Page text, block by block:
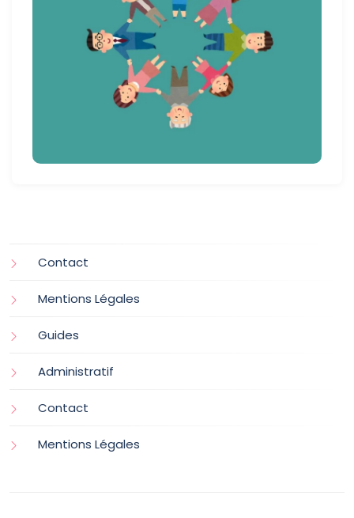
Contact
Mentions Légales
Guides
Administratif
Contact
Mentions Légales